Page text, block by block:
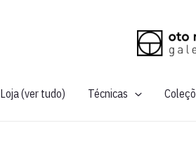
Loja (ver tudo) Técnicas